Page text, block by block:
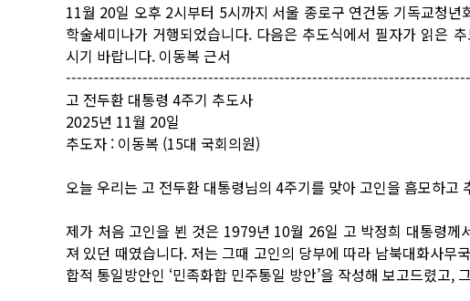
11월 20일 오후 2시부터 5시까지 서울 종로구 연건동 기독교청
학술세미나가 거행되었습니다. 다음은 추도식에서 필자가 읽은
시기 바랍니다. 이동복 근서
--------------------------------------------------------------------------
고 전두환 대통령 4주기 추도사
2025년 11월 20일
추도자 : 이동복 (15대 국회의원)
오늘 우리는 고 전두환 대통령님의 4주기를 맞아 고인을 흠모하고
제가 처음 고인을 뵌 것은 1979년 10월 26일 고 박정희 대통령
져 있던 때였습니다. 저는 그때 고인의 당부에 따라 남북대화사
합적 통일방안인 ‘민족화합 민주통일 방안’을 작성해 보고드렸고,